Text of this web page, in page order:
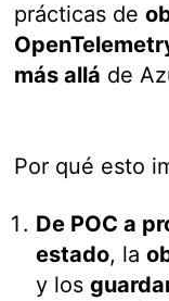
prácticas de
más allá de
Por qué esto
De POC a
estado, la
y los